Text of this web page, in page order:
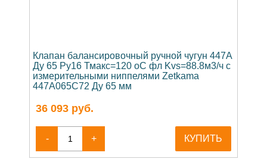
Клапан балансировочный ручной чугун 447A
Ду 65 Ру16 Тмакс=120 оС фл Kvs=88.8м3/ч с
измерительными ниппелями Zetkama
447A065C72 Ду 65 мм
36 093 руб.
- + КУПИТЬ